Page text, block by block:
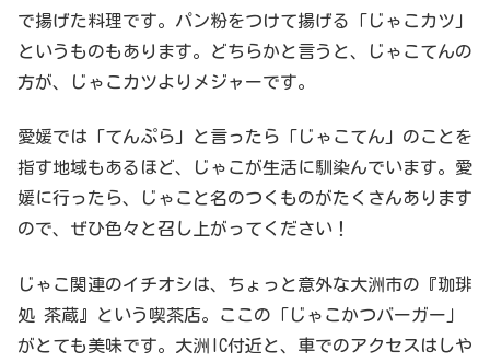
で揚げた料理です。パン粉をつけて揚げる「じゃこカツ」
というものもあります。どちらかと言うと、じゃこてんの
方が、じゃこカツよりメジャーです。
愛媛では「てんぷら」と言ったら「じゃこてん」のことを
指す地域もあるほど、じゃこが生活に馴染んでいます。愛
媛に行ったら、じゃこと名のつくものがたくさんあります
ので、ぜひ色々と召し上がってください！
じゃこ関連のイチオシは、ちょっと意外な大洲市の『珈琲
処 茶蔵』という喫茶店。ここの「じゃこかつバーガー」
がとても美味です。大洲IC付近と、車でのアクセスはしや